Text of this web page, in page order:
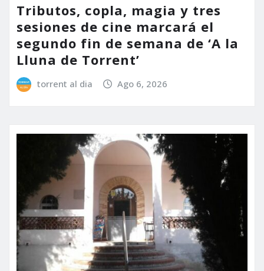
Tributos, copla, magia y tres
sesiones de cine marcará el
segundo fin de semana de ‘A la
Lluna de Torrent’
torrent al dia Ago 6, 2026